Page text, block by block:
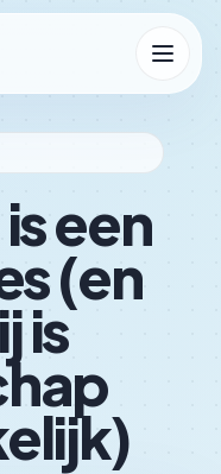
Menu
openen
een
(en
is